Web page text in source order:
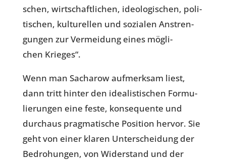
schen, wirt­schaft­li­chen, ideo­lo­gi­schen, poli­
ti­schen, kul­tu­rel­len und sozia­len Anstren­
gun­gen zur Ver­mei­dung eines mög­li­
chen Krieges“.
Wenn man Sach­a­row auf­merk­sam liest,
dann tritt hinter den idea­lis­ti­schen For­mu­
lie­run­gen eine feste, kon­se­quente und
durch­aus prag­ma­ti­sche Posi­tion hervor. Sie
geht von einer klaren Unter­schei­dung der
Bedro­hun­gen, von Wider­stand und der